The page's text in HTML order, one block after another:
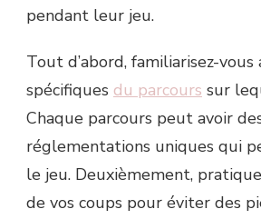
pendant leur jeu.
Tout d’abord, familiarisez-vous
spécifiques du parcours sur
Chaque parcours peut avoir
réglementations uniques qui
le jeu. Deuxièmement,
de vos coups pour éviter des